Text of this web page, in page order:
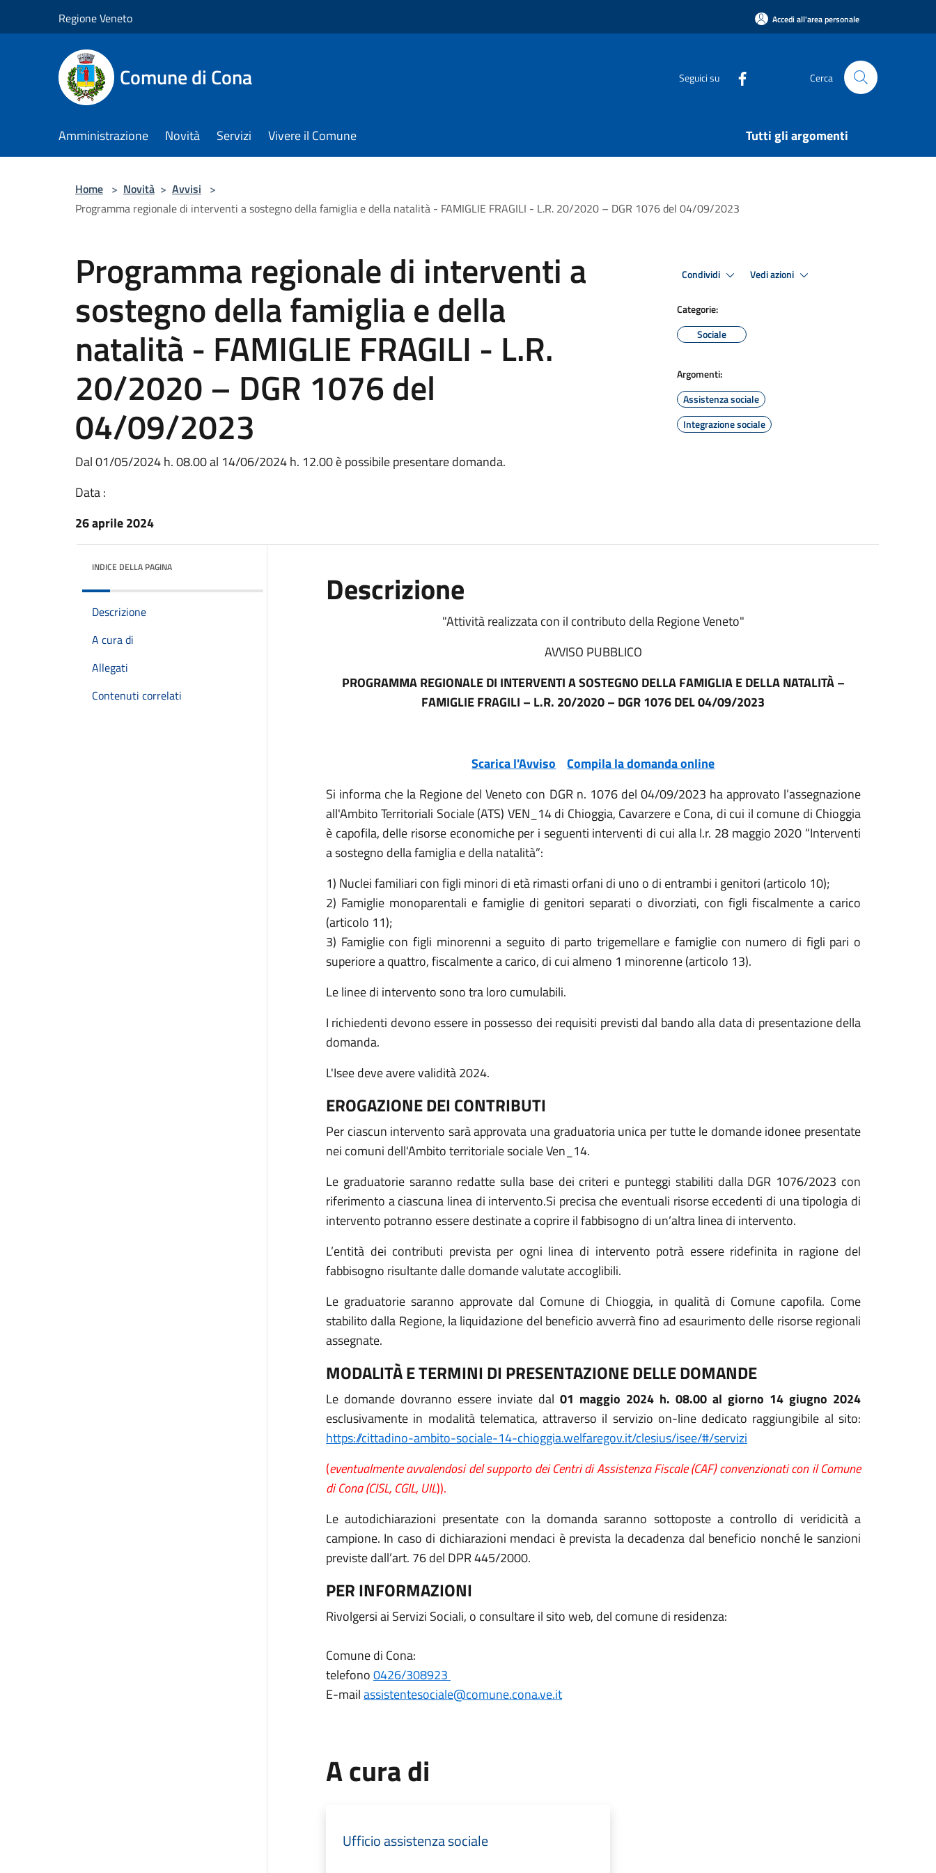
Regione Veneto Accedi all'area personale
Comune di Cona Seguici su Cerca
Amministrazione Novità Servizi Vivere il Comune Tutti gli argomenti
Home > Novità > Avvisi >
Programma regionale di interventi a sostegno della famiglia e della natalità - FAMIGLIE FRAGILI - L.R. 20/2020 – DGR 1076 del 04/09/2023
Programma regionale di interventi a
sostegno della famiglia e della
natalità - FAMIGLIE FRAGILI - L.R.
20/2020 – DGR 1076 del
04/09/2023
Dal 01/05/2024 h. 08.00 al 14/06/2024 h. 12.00 è possibile presentare domanda.
Data :
26 aprile 2024
Condividi Vedi azioni
Categorie:
Sociale
Argomenti:
Assistenza sociale
Integrazione sociale
INDICE DELLA PAGINA
Descrizione
A cura di
Allegati
Contenuti correlati
Descrizione
"Attività realizzata con il contributo della Regione Veneto"
AVVISO PUBBLICO
PROGRAMMA REGIONALE DI INTERVENTI A SOSTEGNO DELLA FAMIGLIA E DELLA NATALITÀ –
FAMIGLIE FRAGILI – L.R. 20/2020 – DGR 1076 DEL 04/09/2023
Scarica l'Avviso
Compila la domanda online
Si informa che la Regione del Veneto con DGR n. 1076 del 04/09/2023 ha approvato l’assegnazione
all'Ambito Territoriali Sociale (ATS) VEN_14 di Chioggia, Cavarzere e Cona, di cui il comune di Chioggia
è capofila, delle risorse economiche per i seguenti interventi di cui alla l.r. 28 maggio 2020 “Interventi
a sostegno della famiglia e della natalità”:
1) Nuclei familiari con figli minori di età rimasti orfani di uno o di entrambi i genitori (articolo 10);
2) Famiglie monoparentali e famiglie di genitori separati o divorziati, con figli fiscalmente a carico
(articolo 11);
3) Famiglie con figli minorenni a seguito di parto trigemellare e famiglie con numero di figli pari o
superiore a quattro, fiscalmente a carico, di cui almeno 1 minorenne (articolo 13).
Le linee di intervento sono tra loro cumulabili.
I richiedenti devono essere in possesso dei requisiti previsti dal bando alla data di presentazione della
domanda.
L'Isee deve avere validità 2024.
EROGAZIONE DEI CONTRIBUTI
Per ciascun intervento sarà approvata una graduatoria unica per tutte le domande idonee presentate
nei comuni dell'Ambito territoriale sociale Ven_14.
Le graduatorie saranno redatte sulla base dei criteri e punteggi stabiliti dalla DGR 1076/2023 con
riferimento a ciascuna linea di intervento.Si precisa che eventuali risorse eccedenti di una tipologia di
intervento potranno essere destinate a coprire il fabbisogno di un’altra linea di intervento.
L’entità dei contributi prevista per ogni linea di intervento potrà essere ridefinita in ragione del
fabbisogno risultante dalle domande valutate accoglibili.
Le graduatorie saranno approvate dal Comune di Chioggia, in qualità di Comune capofila. Come
stabilito dalla Regione, la liquidazione del beneficio avverrà fino ad esaurimento delle risorse regionali
assegnate.
MODALITÀ E TERMINI DI PRESENTAZIONE DELLE DOMANDE
Le domande dovranno essere inviate dal 01 maggio 2024 h. 08.00 al giorno 14 giugno 2024
esclusivamente in modalità telematica, attraverso il servizio on-line dedicato raggiungibile al sito:
https://cittadino-ambito-sociale-14-chioggia.welfaregov.it/clesius/isee/#/servizi
(eventualmente avvalendosi del supporto dei Centri di Assistenza Fiscale (CAF) convenzionati con il Comune
di Cona (CISL, CGIL, UIL)).
Le autodichiarazioni presentate con la domanda saranno sottoposte a controllo di veridicità a
campione. In caso di dichiarazioni mendaci è prevista la decadenza dal beneficio nonché le sanzioni
previste dall’art. 76 del DPR 445/2000.
PER INFORMAZIONI
Rivolgersi ai Servizi Sociali, o consultare il sito web, del comune di residenza:
Comune di Cona:
telefono0426/308923
E-mailassistentesociale@comune.cona.ve.it
A cura di
Ufficio assistenza sociale